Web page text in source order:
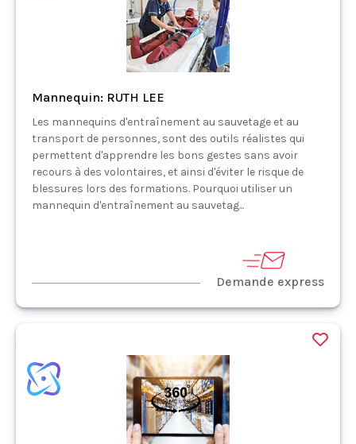
Mannequin: RUTH LEE
Les mannequins d'entraînement au sauvetage et au
transport de personnes, sont des outils réalistes qui
permettent d'apprendre les bons gestes sans avoir
recours à des volontaires, et ainsi d'éviter le risque de
blessures lors des formations. Pourquoi utiliser un
mannequin d'entraînement au sauvetag...
Demande express